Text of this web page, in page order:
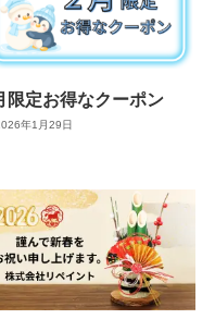
限定お得なクーポン
年1月29日